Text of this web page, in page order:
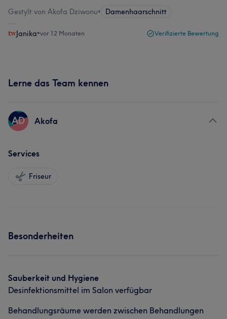
Gestylt von Akofa Dziwonu• Damenhaarschnitt
Janika•vor 12 Monaten Verifizierte Bewertung
Lerne das Team kennen
AD Akofa
Services
Friseur
Besonderheiten
Sauberkeit und Hygiene
Desinfektionsmittel im Salon verfügbar
Behandlungsräume werden zwischen Behandlungen